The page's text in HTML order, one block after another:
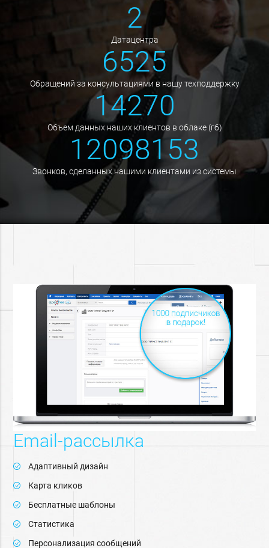
2
датацентра
6525
обращений за консультациями в нащу техподдержку
14270
объем данных наших клиентов в облаке (гб)
12098153
звонков, сделанных нашими клиентами из системы
Email-рассылка
Адаптивный дизайн
Карта кликов
Бесплатные шаблоны
Статистика
Персонализация сообщений